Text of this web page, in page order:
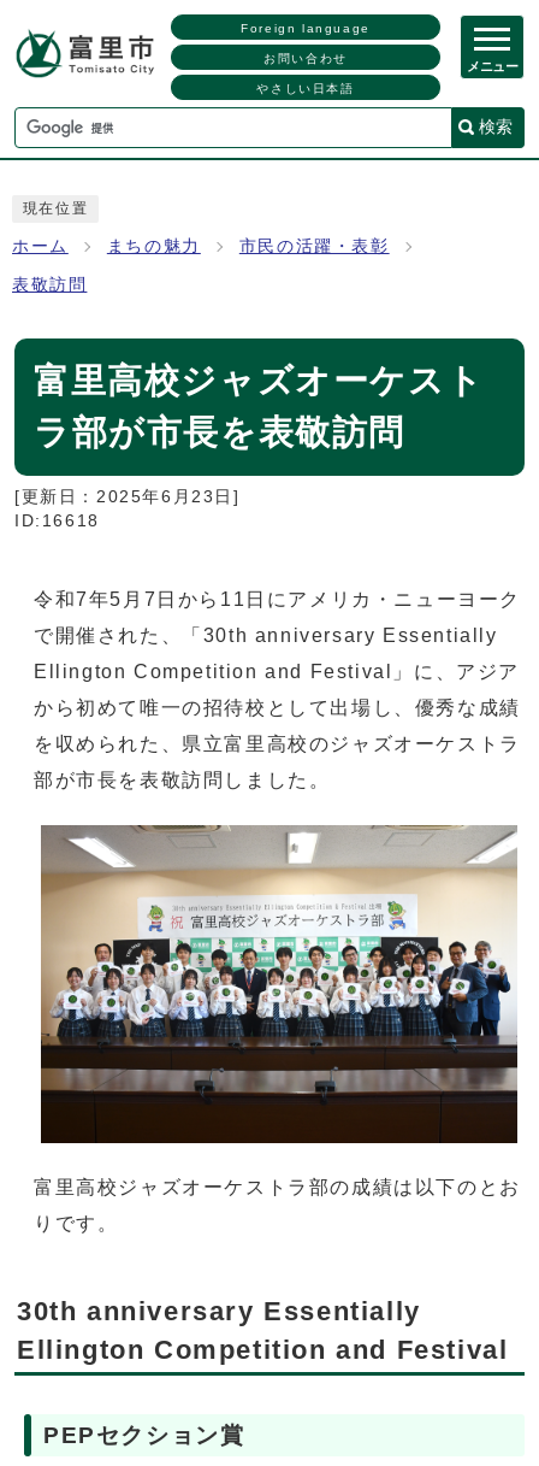
Foreign language
お問い合わせ
やさしい日本語
検索
メニュー
現在位置
ホーム まちの魅力 市民の活躍・表彰
表敬訪問
富里高校ジャズオーケスト
ラ部が市長を表敬訪問
[更新日： 2025年6月23日 ]
ID:16618
令和7年5月7日から11日にアメリカ・ニューヨーク
で開催された、「30th anniversary Essentially
Ellington Competition and Festival」に、アジア
から初めて唯一の招待校として出場し、優秀な成績
を収められた、県立富里高校のジャズオーケストラ
部が市長を表敬訪問しました。
富里高校ジャズオーケストラ部の成績は以下のとお
りです。
30th anniversary Essentially
Ellington Competition and Festival
PEPセクション賞